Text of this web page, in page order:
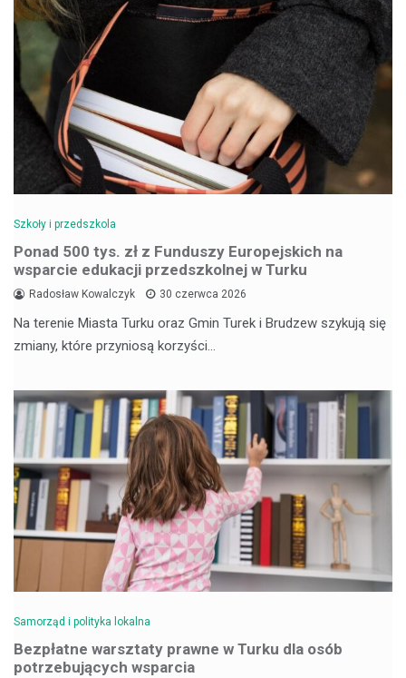
Szkoły i przedszkola
Ponad 500 tys. zł z Funduszy Europejskich na
wsparcie edukacji przedszkolnej w Turku
Radosław Kowalczyk 30 czerwca 2026
Na terenie Miasta Turku oraz Gmin Turek i Brudzew szykują się
zmiany, które przyniosą korzyści…
Samorząd i polityka lokalna
Bezpłatne warsztaty prawne w Turku dla osób
potrzebujących wsparcia